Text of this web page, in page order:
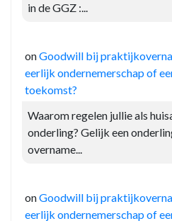
in de GGZ :...
onGoodwill bij
eerlijk ondernemerschap of
toekomst?
Waarom regelen jullie als
onderling? Gelijk een
overname...
onGoodwill bij
eerlijk ondernemerschap of